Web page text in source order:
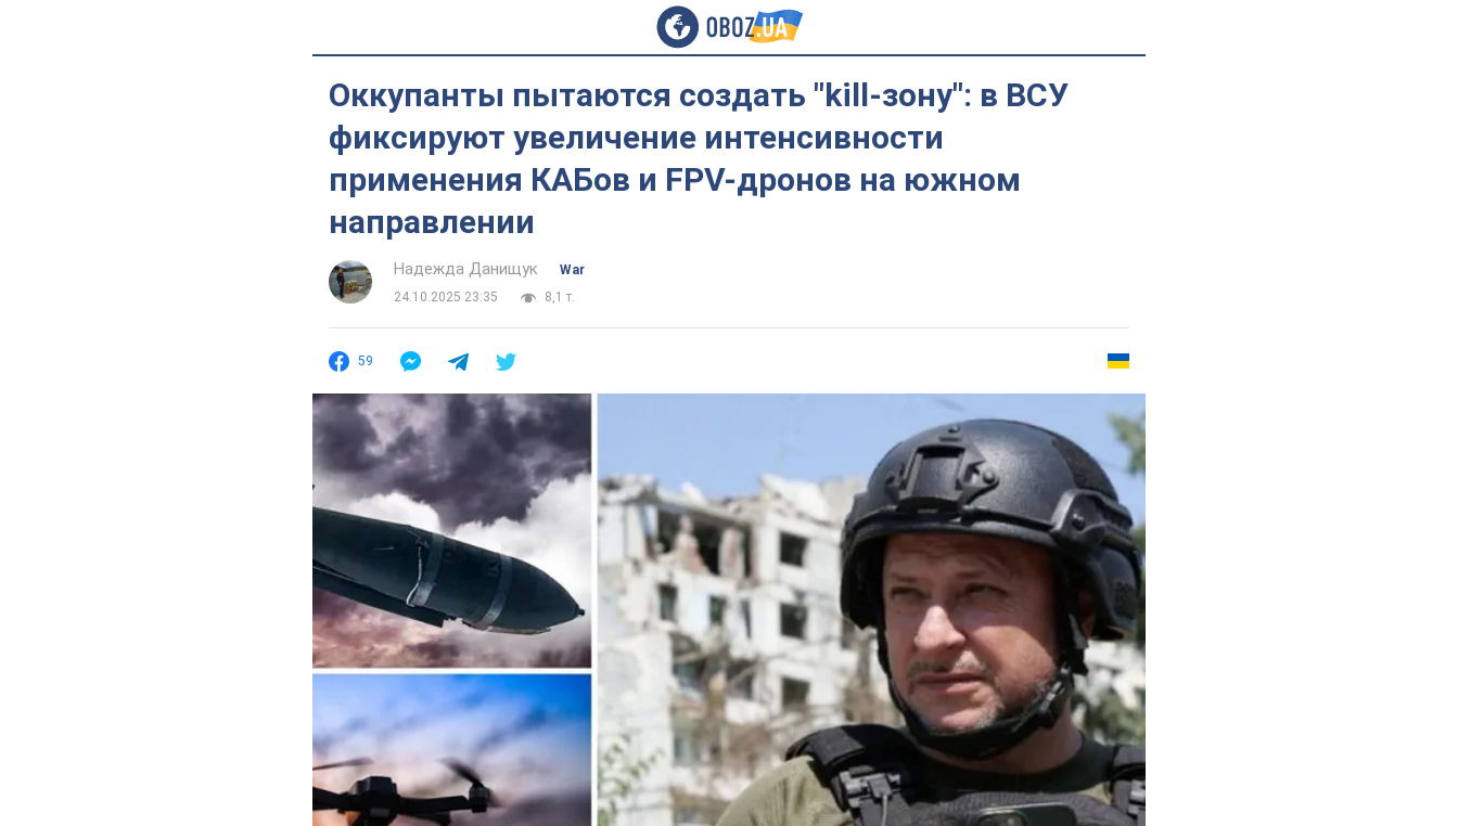
Оккупанты пытаются создать "kill-зону": в ВСУ
фиксируют увеличение интенсивности
применения КАБов и FPV-дронов на южном
направлении
Надежда Данищук
War
24.10.2025 23:35
8,1 т.
59